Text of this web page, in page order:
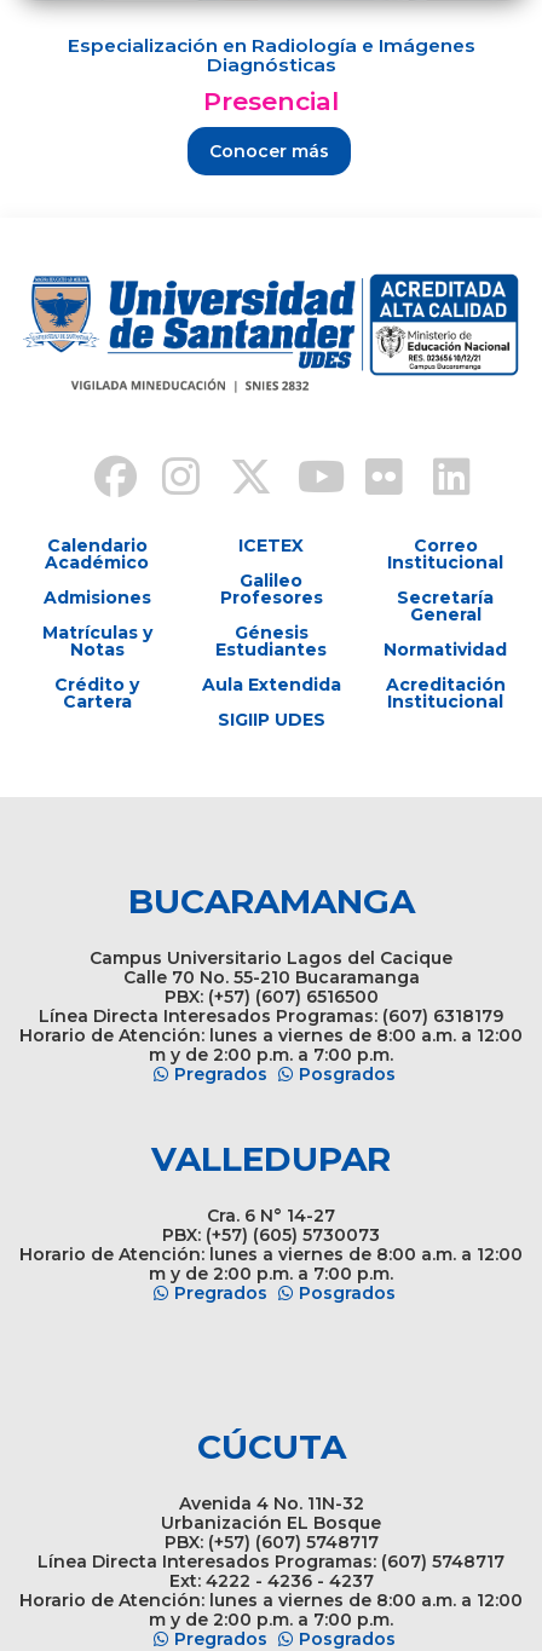
Especialización en Radiología e Imágenes
Diagnósticas
Presencial
Conocer más
Calendario
Académico
Admisiones
Matrículas y
Notas
Crédito y
Cartera
ICETEX
Galileo
Profesores
Génesis
Estudiantes
Aula Extendida
SIGIIP UDES
Correo
Institucional
Secretaría
General
Normatividad
Acreditación
Institucional
BUCARAMANGA
Campus Universitario Lagos del Cacique
Calle 70 No. 55-210 Bucaramanga
PBX: (+57) (607) 6516500
Línea Directa Interesados Programas: (607) 6318179
Horario de Atención: lunes a viernes de 8:00 a.m. a 12:00
m y de 2:00 p.m. a 7:00 p.m.
Pregrados
Posgrados
VALLEDUPAR
Cra. 6 N° 14-27
PBX: (+57) (605) 5730073
Horario de Atención: lunes a viernes de 8:00 a.m. a 12:00
m y de 2:00 p.m. a 7:00 p.m.
Pregrados
Posgrados
CÚCUTA
Avenida 4 No. 11N-32
Urbanización EL Bosque
PBX: (+57) (607) 5748717
Línea Directa Interesados Programas: (607) 5748717
Ext: 4222 - 4236 - 4237
Horario de Atención: lunes a viernes de 8:00 a.m. a 12:00
m y de 2:00 p.m. a 7:00 p.m.
Pregrados
Posgrados